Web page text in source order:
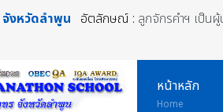
จังหวัดลำพูน อัตลักษณ์ : ลูกจักรคำฯ เป็น
หน้าหลัก
Home